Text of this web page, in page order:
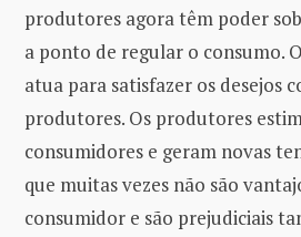
produtores agora têm poder
a ponto de regular o consumo.
atua para satisfazer os desejos
produtores. Os produtores
consumidores e geram novas
que muitas vezes não são
consumidor e são prejudiciais